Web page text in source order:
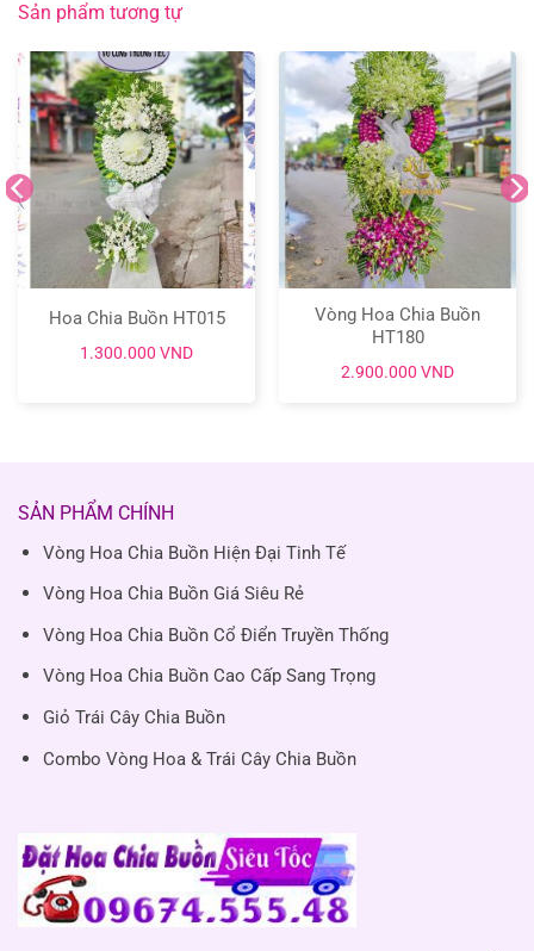
Sản phẩm tương tự
Hoa Chia Buồn HT015
1.300.000 VND
Vòng Hoa Chia Buồn
HT180
2.900.000 VND
SẢN PHẨM CHÍNH
Vòng Hoa Chia Buồn Hiện Đại Tinh Tế
Vòng Hoa Chia Buồn Giá Siêu Rẻ
Vòng Hoa Chia Buồn Cổ Điển Truyền Thống
Vòng Hoa Chia Buồn Cao Cấp Sang Trọng
Giỏ Trái Cây Chia Buồn
Combo Vòng Hoa & Trái Cây Chia Buồn